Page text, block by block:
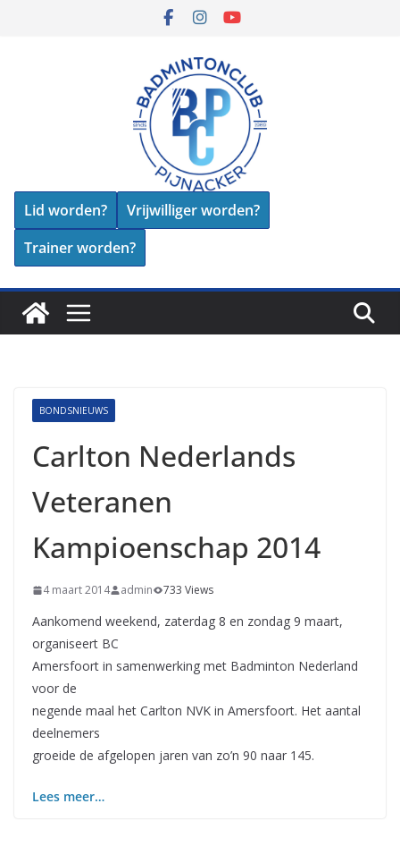
Lid worden?
Vrijwilliger worden?
Trainer worden?
BONDSNIEUWS
Carlton Nederlands
Veteranen
Kampioenschap 2014
4 maart 2014 admin 733 Views
Aankomend weekend, zaterdag 8 en zondag 9 maart,
organiseert BC
Amersfoort in samenwerking met Badminton Nederland
voor de
negende maal het Carlton NVK in Amersfoort. Het aantal
deelnemers
groeide de afgelopen jaren van zo’n 90 naar 145.
Lees meer…